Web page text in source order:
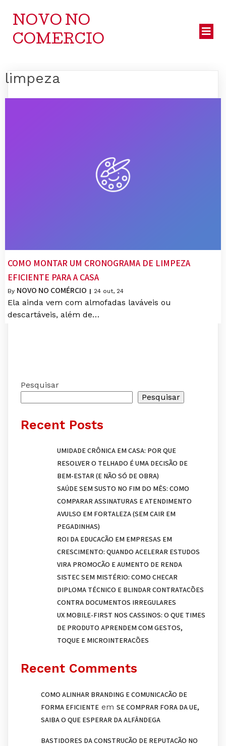
NOVO NO
COMERCIO
limpeza
COMO MONTAR UM CRONOGRAMA DE LIMPEZA
EFICIENTE PARA A CASA
By NOVO NO COMÉRCIO | 24 out, 24
Ela ainda vem com almofadas laváveis ​​ou
descartáveis, além de…
Pesquisar
Pesquisar
Recent Posts
UMIDADE CRÔNICA EM CASA: POR QUE
RESOLVER O TELHADO É UMA DECISÃO DE
BEM-ESTAR (E NÃO SÓ DE OBRA)
SAÚDE SEM SUSTO NO FIM DO MÊS: COMO
COMPARAR ASSINATURAS E ATENDIMENTO
AVULSO EM FORTALEZA (SEM CAIR EM
PEGADINHAS)
ROI DA EDUCAÇÃO EM EMPRESAS EM
CRESCIMENTO: QUANDO ACELERAR ESTUDOS
VIRA PROMOÇÃO E AUMENTO DE RENDA
SISTEC SEM MISTÉRIO: COMO CHECAR
DIPLOMA TÉCNICO E BLINDAR CONTRATAÇÕES
CONTRA DOCUMENTOS IRREGULARES
UX MOBILE-FIRST NOS CASSINOS: O QUE TIMES
DE PRODUTO APRENDEM COM GESTOS,
TOQUE E MICROINTERAÇÕES
Recent Comments
COMO ALINHAR BRANDING E COMUNICAÇÃO DE
FORMA EFICIENTE em SE COMPRAR FORA DA UE,
SAIBA O QUE ESPERAR DA ALFÂNDEGA
BASTIDORES DA CONSTRUÇÃO DE REPUTAÇÃO NO